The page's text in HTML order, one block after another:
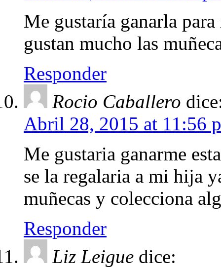
Me gustaría ganarla
gustan mucho las
Responder
Rocio Caballero
Abril 28, 2015 at 11:56
Me gustaria ganarme
se la regalaria a mi hija
muñecas y colecciona
Responder
Liz Leigue dice: